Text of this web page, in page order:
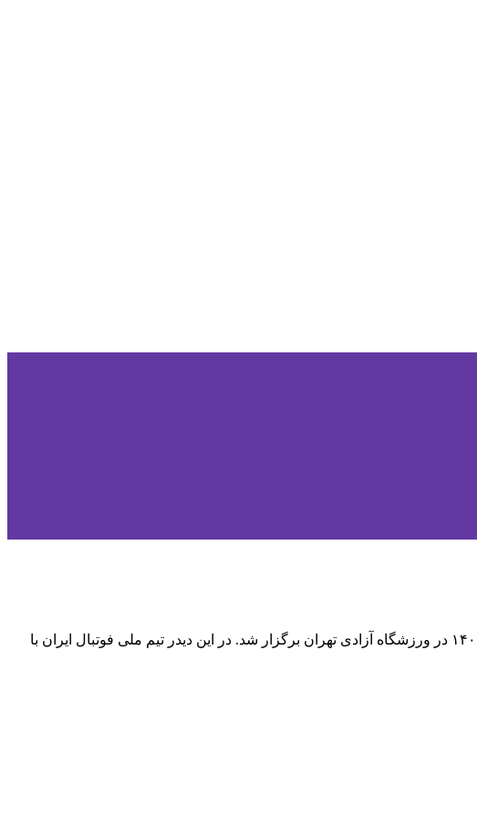
دیدار تیم‌های ملی فوتبال ایران و عراق در مرحله انتخابی جام جهانی ۲۰۲۲ قطر در قاره آسیا بعدازظهر امروز پنجشنبه ۷ بهمن ۱۴۰۰ در ورزشگاه آزادی تهران برگزار شد. در این دیدر تیم ملی فوتبال ایران با